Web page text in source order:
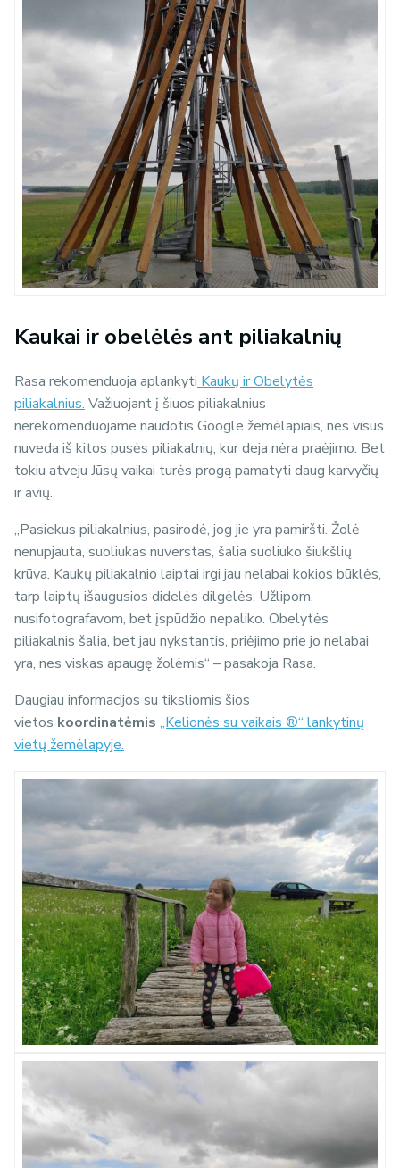
Kaukai ir obelėlės ant piliakalnių
Rasa rekomenduoja aplankyti Kaukų ir Obelytės
piliakalnius. Važiuojant į šiuos piliakalnius
nerekomenduojame naudotis Google žemėlapiais, nes visus
nuveda iš kitos pusės piliakalnių, kur deja nėra praėjimo. Bet
tokiu atveju Jūsų vaikai turės progą pamatyti daug karvyčių
ir avių.
„Pasiekus piliakalnius, pasirodė, jog jie yra pamiršti. Žolė
nenupjauta, suoliukas nuverstas, šalia suoliuko šiukšlių
krūva. Kaukų piliakalnio laiptai irgi jau nelabai kokios būklės,
tarp laiptų išaugusios didelės dilgėlės. Užlipom,
nusifotografavom, bet įspūdžio nepaliko. Obelytės
piliakalnis šalia, bet jau nykstantis, priėjimo prie jo nelabai
yra, nes viskas apaugę žolėmis“ – pasakoja Rasa.
Daugiau informacijos su tiksliomis šios
vietos koordinatėmis „Kelionės su vaikais ®“ lankytinų
vietų žemėlapyje.